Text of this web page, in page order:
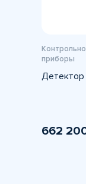
приборы
Детектор
662